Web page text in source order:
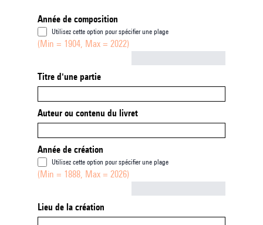
Année de composition
Utilisez cette option pour spécifier une plage
(Min = 1904, Max = 2022)
Titre d'une partie
Auteur ou contenu du livret
Année de création
Utilisez cette option pour spécifier une plage
(Min = 1888, Max = 2026)
Lieu de la création